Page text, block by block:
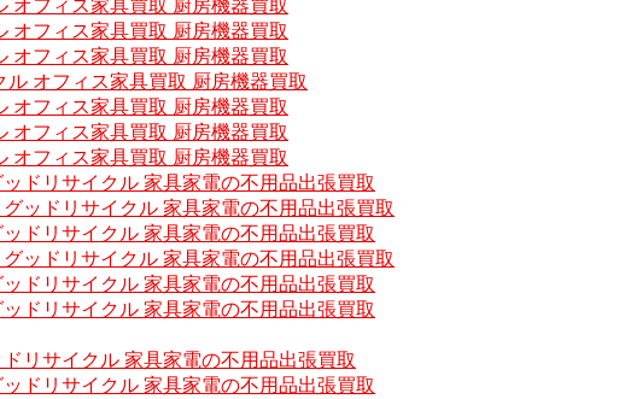
オフィス家具買取 厨房機器買取
オフィス家具買取 厨房機器買取
オフィス家具買取 厨房機器買取
オフィス家具買取 厨房機器買取
オフィス家具買取 厨房機器買取
オフィス家具買取 厨房機器買取
オフィス家具買取 厨房機器買取
ドリサイクル 家具家電の不用品出張買取
ッドリサイクル 家具家電の不用品出張買取
ドリサイクル 家具家電の不用品出張買取
ッドリサイクル 家具家電の不用品出張買取
ドリサイクル 家具家電の不用品出張買取
ドリサイクル 家具家電の不用品出張買取
リサイクル 家具家電の不用品出張買取
ドリサイクル 家具家電の不用品出張買取